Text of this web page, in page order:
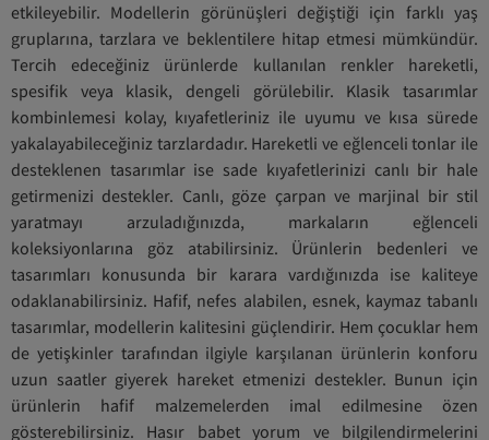
etkileyebilir. Modellerin görünüşleri değiştiği için farklı yaş
gruplarına, tarzlara ve beklentilere hitap etmesi mümkündür.
Tercih edeceğiniz ürünlerde kullanılan renkler hareketli,
spesifik veya klasik, dengeli görülebilir. Klasik tasarımlar
kombinlemesi kolay, kıyafetleriniz ile uyumu ve kısa sürede
yakalayabileceğiniz tarzlardadır. Hareketli ve eğlenceli tonlar ile
desteklenen tasarımlar ise sade kıyafetlerinizi canlı bir hale
getirmenizi destekler. Canlı, göze çarpan ve marjinal bir stil
yaratmayı arzuladığınızda, markaların eğlenceli
koleksiyonlarına göz atabilirsiniz. Ürünlerin bedenleri ve
tasarımları konusunda bir karara vardığınızda ise kaliteye
odaklanabilirsiniz. Hafif, nefes alabilen, esnek, kaymaz tabanlı
tasarımlar, modellerin kalitesini güçlendirir. Hem çocuklar hem
de yetişkinler tarafından ilgiyle karşılanan ürünlerin konforu
uzun saatler giyerek hareket etmenizi destekler. Bunun için
ürünlerin hafif malzemelerden imal edilmesine özen
gösterebilirsiniz. Hasır babet yorum ve bilgilendirmelerini